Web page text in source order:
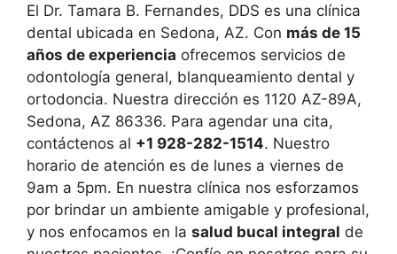
El Dr. Tamara B. Fernandes, DDS es una clínica
dental ubicada en Sedona, AZ. Con más de 15
años de experiencia ofrecemos servicios de
odontología general, blanqueamiento dental y
ortodoncia. Nuestra dirección es 1120 AZ-89A,
Sedona, AZ 86336. Para agendar una cita,
contáctenos al +1 928-282-1514. Nuestro
horario de atención es de lunes a viernes de
9am a 5pm. En nuestra clínica nos esforzamos
por brindar un ambiente amigable y profesional,
y nos enfocamos en la salud bucal integral de